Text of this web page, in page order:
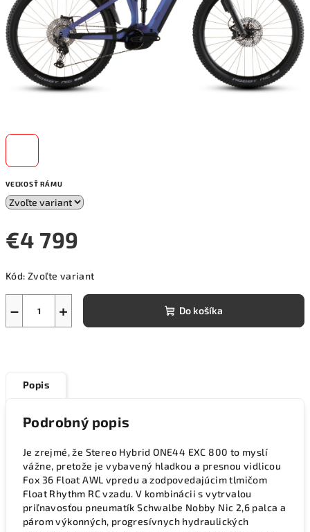
VEĽKOSŤ RÁMU
€4 799
cena:
Kód: Zvoľte variant
+
− Do košíka
Popis
Podrobný popis
Je zrejmé, že Stereo Hybrid ONE44 EXC 800 to myslí
vážne, pretože je vybavený hladkou a presnou vidlicou
Fox 36 Float AWL vpredu a zodpovedajúcim tlmičom
Float Rhythm RC vzadu. V kombinácii s vytrvalou
priľnavosťou pneumatík Schwalbe Nobby Nic 2,6 palca a
párom výkonných, progresívnych hydraulických